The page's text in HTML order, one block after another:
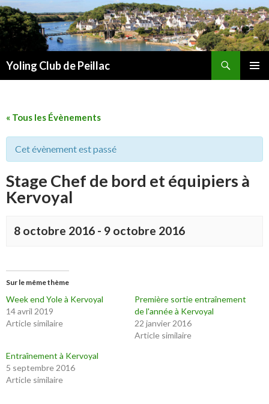
Yoling Club de Peillac
« Tous les Évènements
Cet évènement est passé
Stage Chef de bord et équipiers à
Kervoyal
8 octobre 2016 - 9 octobre 2016
Sur le même thème
Week end Yole à Kervoyal
14 avril 2019
Article similaire
Première sortie entraînement
de l'année à Kervoyal
22 janvier 2016
Article similaire
Entraînement à Kervoyal
5 septembre 2016
Article similaire